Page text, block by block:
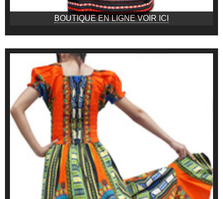
BOUTIQUE EN LIGNE VOIR ICI